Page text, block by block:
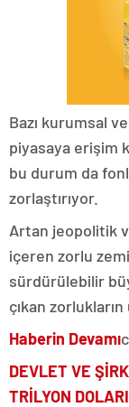
Bazı kurumsal
piyasaya erişim
bu durum da
zorlaştırıyor.
Artan jeopolitik
içeren zorlu
sürdürülebilir
çıkan
Haberin Devamı
DEVLET VE
TRİLYON